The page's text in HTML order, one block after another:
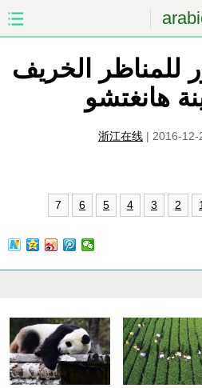
الشرق الأوسط
الاقتصاد
مؤتمر صحفى للخارجية
للمناظر الخريف
هانغتشو
浙江在线 | 2016-12-
1
2
3
4
5
6
7